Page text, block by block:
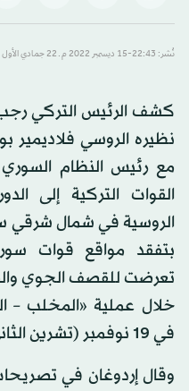
نُشر: 22:43-15 ديسمبر 2022 م ـ 22 جمادي الأول 1444 هـ
كشف الرئيس التركي
نظيره الروسي فلاديمير
مع رئيس النظام
القوات التركية إلى
الروسية في شمال شرقي
بتفقد مواقع قوات
تعرضت للقصف الجوي
خلال عملية «المخلب –
في 19 نوفمبر (تشرين الثاني) الماضي.
وقال إردوغان في